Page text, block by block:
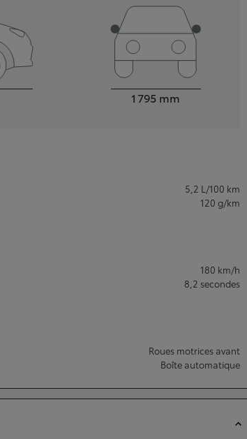
1 795 mm
5,2 L/100 km
120 g/km
180 km/h
8,2 secondes
Roues motrices avant
Boîte automatique